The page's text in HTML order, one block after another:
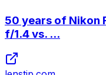
50 years of Nikon
f/1.4 vs. ...